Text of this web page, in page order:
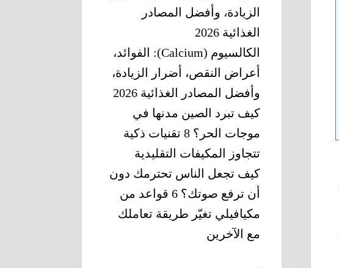
الزيادة، وأفضل المصادر
الغذائية 2026
الكالسيوم (Calcium): الفوائد،
أعراض النقص، أضرار الزيادة،
وأفضل المصادر الغذائية 2026
كيف تبرد الصين مدنها في
موجات الحر؟ 8 تقنيات ذكية
تتجاوز المكيفات التقليدية
كيف تجعل الناس تحترمك دون
أن ترفع صوتك؟ 6 قواعد من
مكيافيلي تغيّر ‏طريقة تعاملك
مع الآخرين